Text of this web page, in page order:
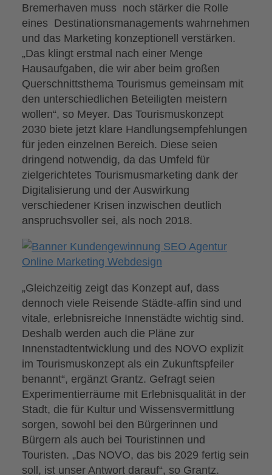
Bremerhaven muss noch stärker die Rolle
eines Destinationsmanagements wahrnehmen
und das Marketing konzeptionell verstärken.
„Das klingt erstmal nach einer Menge
Hausaufgaben, die wir aber beim großen
Querschnittsthema Tourismus gemeinsam mit
den unterschiedlichen Beteiligten meistern
wollen“, so Meyer. Das Tourismuskonzept
2030 biete jetzt klare Handlungsempfehlungen
für jeden einzelnen Bereich. Diese seien
dringend notwendig, da das Umfeld für
zielgerichtetes Tourismusmarketing dank der
Digitalisierung und der Auswirkung
verschiedener Krisen inzwischen deutlich
anspruchsvoller sei, als noch 2018.
„Gleichzeitig zeigt das Konzept auf, dass
dennoch viele Reisende Städte-affin sind und
vitale, erlebnisreiche Innenstädte wichtig sind.
Deshalb werden auch die Pläne zur
Innenstadtentwicklung und des NOVO explizit
im Tourismuskonzept als ein Zukunftspfeiler
benannt“, ergänzt Grantz. Gefragt seien
Experimentierräume mit Erlebnisqualität in der
Stadt, die für Kultur und Wissensvermittlung
sorgen, sowohl bei den Bürgerinnen und
Bürgern als auch bei Touristinnen und
Touristen. „Das NOVO, das bis 2029 fertig sein
soll, ist unser Antwort darauf“, so Grantz.